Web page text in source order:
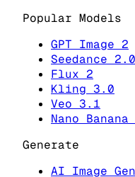
Popular Models
GPT Image 2
Seedance 2.0
Flux 2
Kling 3.0
Veo 3.1
Nano Banana
Generate
AI Image